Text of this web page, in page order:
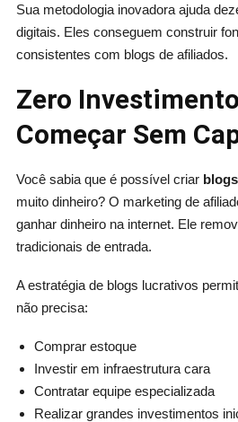
Sua metodologia inovadora ajuda
digitais. Eles conseguem construir
consistentes com blogs de afiliados.
Zero
Começar Sem
Você sabia que é possível criar
muito dinheiro? O marketing de
ganhar dinheiro na internet. Ele
tradicionais de entrada.
A estratégia de blogs lucrativos
não precisa:
Comprar estoque
Investir em infraestrutura cara
Contratar equipe especializada
Realizar grandes investimentos